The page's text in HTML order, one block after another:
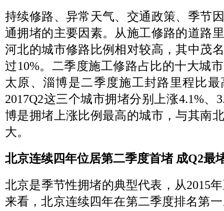
持续修路、异常天气、交通政策、季节
通拥堵的主要因素。从施工修路的道路
河北的城市修路比例相对较高，其中茂
过10%。二季度施工修路占比的十大城
太原、淄博是二季度施工封路里程比
2017Q2这三个城市拥堵分别上涨4.1%、
博是拥堵上涨比例最高的城市，与其南
大。
北京连续四年位居第二季度首堵 成Q2最
北京是季节性拥堵的典型代表，从2015
来看，北京连续四年在第二季度排名第